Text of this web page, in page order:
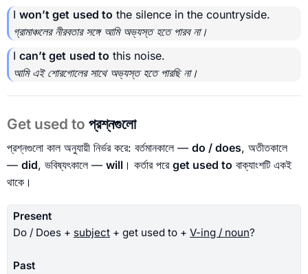
I won’t get used to the silence in the countryside.
গ্রামাঞ্চলের নীরবতার সঙ্গে আমি অভ্যস্ত হতে পারব না।
I can’t get used to this noise.
আমি এই শোরগোলের সাথে অভ্যস্ত হতে পারছি না।
Get used to প্রশ্নগুলো
প্রশ্নগুলো কাল অনুযায়ী নির্ভর করে: বর্তমানকালে — do / does, অতীতকালে
— did, ভবিষ্যৎকালে — will । কর্তার পরে get used to বাক্যাংশটি একই
থাকে।
Present
Do / Does + subject + get used to + V-ing / noun?
Past